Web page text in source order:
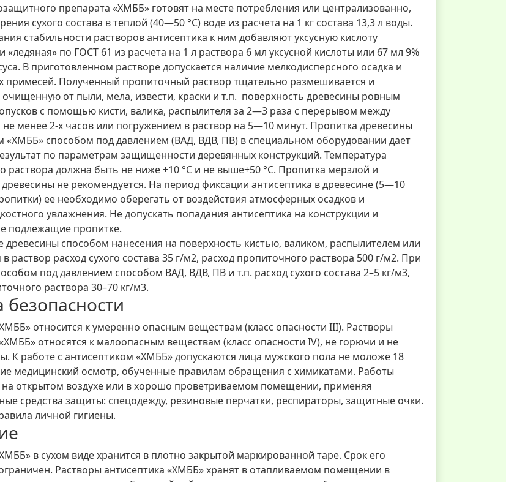
препарата «ХМББ» готовят на месте потребления или централизованно,
сухого состава в теплой (40—50 °С) воде из расчета на 1 кг состава 13,3 л воды.
стабильности растворов антисептика к ним добавляют уксусную кислоту
«ледяная» по ГОСТ 61 из расчета на 1 л раствора 6 мл уксусной кислоты или 67 мл 9%
В приготовленном растворе допускается наличие мелкодисперсного осадка и
примесей. Полученный пропиточный раствор тщательно размешивается и
очищенную от пыли, мела, извести, краски и т.п. поверхность древесины ровным
с помощью кисти, валика, распылителя за 2—3 раза с перерывом между
менее 2-х часов или погружением в раствор на 5—10 минут. Пропитка древесины
«ХМББ» способом под давлением (ВАД, ВДВ, ПВ) в специальном оборудовании дает
по параметрам защищенности деревянных конструкций. Температура
раствора должна быть не ниже +10 °С и не выше+50 °С. Пропитка мерзлой и
не рекомендуется. На период фиксации антисептика в древесине (5—10
ее необходимо оберегать от воздействия атмосферных осадков и
увлажнения. Не допускать попадания антисептика на конструкции и
подлежащие пропитке.
древесины способом нанесения на поверхность кистью, валиком, распылителем или
раствор расход сухого состава 35 г/м2, расход пропиточного раствора 500 г/м2. При
под давлением способом ВАД, ВДВ, ПВ и т.п. расход сухого состава 2–5 кг/м3,
раствора 30–70 кг/м3.
безопасности
относится к умеренно опасным веществам (класс опасности III). Растворы
относятся к малоопасным веществам (класс опасности IV), не горючи и не
К работе с антисептиком «ХМББ» допускаются лица мужского пола не моложе 18
медицинский осмотр, обученные правилам обращения с химикатами. Работы
на открытом воздухе или в хорошо проветриваемом помещении, применяя
средства защиты: спецодежду, резиновые перчатки, респираторы, защитные очки.
личной гигиены.
в сухом виде хранится в плотно закрытой маркированной таре. Срок его
Растворы антисептика «ХМББ» хранят в отапливаемом помещении в